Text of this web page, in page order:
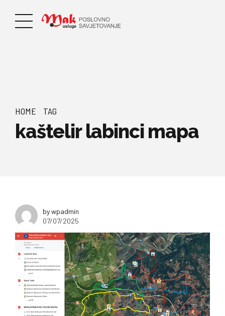
HOME TAG
kaštelir labinci mapa
by wpadmin
07/07/2025